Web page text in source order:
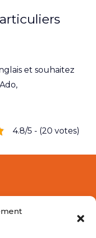
et souhaitez
4.8/5 - (20 votes)